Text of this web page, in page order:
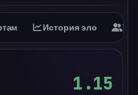
История эло
1.15